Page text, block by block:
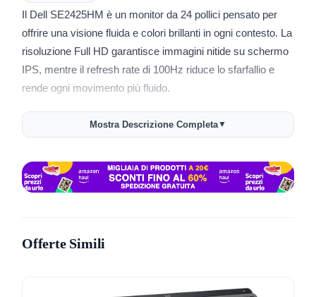
Il Dell SE2425HM è un monitor da 24 pollici pensato per
offrire una visione fluida e colori brillanti in ogni contesto. La
risoluzione Full HD garantisce immagini nitide su schermo
IPS, mentre il refresh rate di 100Hz riduce lo sfarfallio e
rende ogni movimento più fluido.
🎨 Colori realistici e angoli ampi:pannello IPS con
🧩Design salvaspazio:
Mostra Descrizione Completa▼
Offerte Simili